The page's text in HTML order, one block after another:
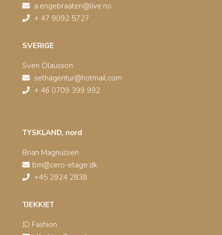
a.engebraaten@live.no
+ 47 9092 5727
SVERIGE
Sven Olausson
sethagentur@hotmail.com
+ 46 0709 399 992
TYSKLAND, nord
Brian Magnussen
bm@cero-etage.dk
+45 2924 2838
TJEKKIET
JD Fashion